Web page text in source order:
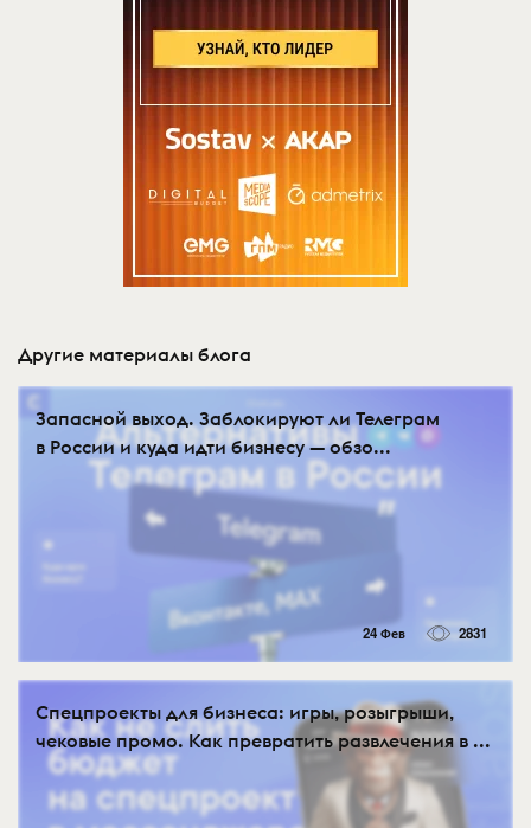
Другие материалы блога
Запасной выход. Заблокируют ли Телеграм
в России и куда идти бизнесу — обзо...
24 Фев 2831
Спецпроекты для бизнеса: игры, розыгрыши,
чековые промо. Как превратить развлечения в ...